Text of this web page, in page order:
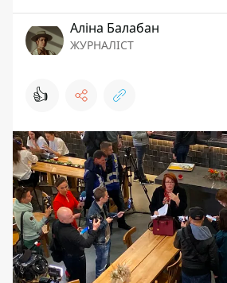
Аліна Балабан
ЖУРНАЛІСТ
👍